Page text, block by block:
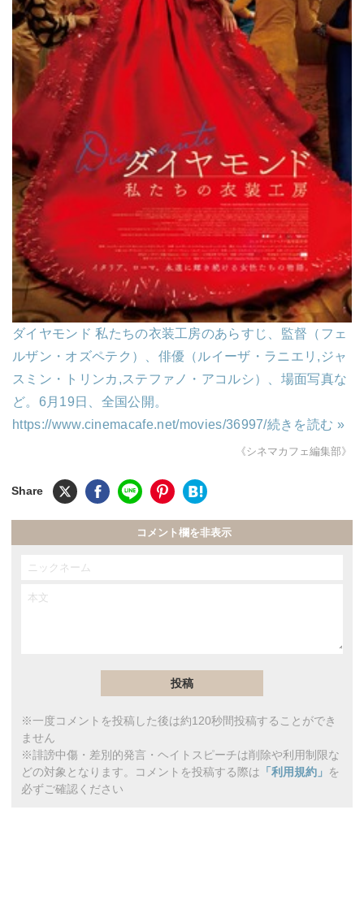
ダイヤモンド 私たちの衣装工房のあらすじ、監督（フェ
ルザン・オズペテク）、俳優（ルイーザ・ラニエリ,ジャ
スミン・トリンカ,ステファノ・アコルシ）、場面写真な
ど。6月19日、全国公開。
https://www.cinemacafe.net/movies/36997/続きを読む »
《シネマカフェ編集部》
コメント欄を非表示
※一度コメントを投稿した後は約120秒間投稿することができ
ません
※誹謗中傷・差別的発言・ヘイトスピーチは削除や利用制限な
どの対象となります。コメントを投稿する際は 「利用規約」 を
必ずご確認ください